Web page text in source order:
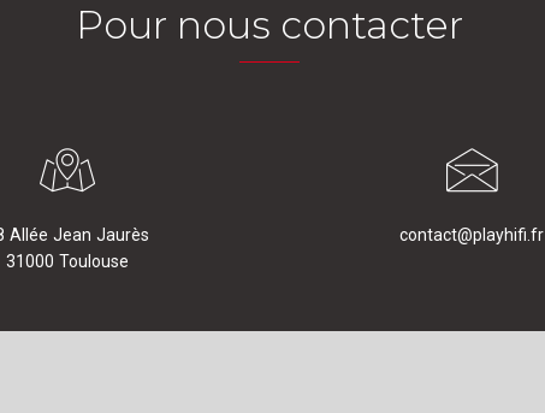
Pour nous contacter
Allée Jean Jaurès
31000 Toulouse
contact@playhifi.fr